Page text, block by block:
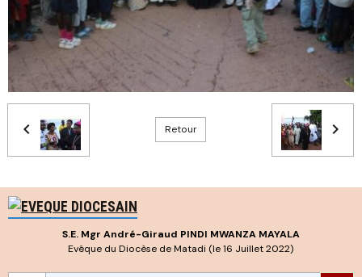
Retour
S.E. Mgr André-Giraud PINDI MWANZA MAYALA
Evêque du Diocèse de Matadi (le 16 Juillet 2022)